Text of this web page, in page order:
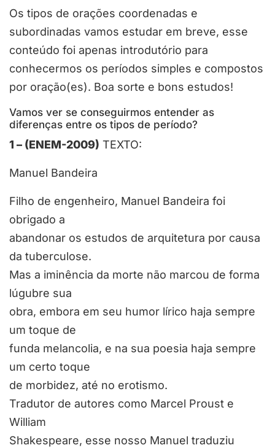
Os tipos de orações coordenadas e
subordinadas vamos estudar em breve, esse
conteúdo foi apenas introdutório para
conhecermos os períodos simples e compostos
por oração(es). Boa sorte e bons estudos!
Vamos ver se conseguirmos entender as
diferenças entre os tipos de período?
1 – (ENEM-2009) TEXTO:
Manuel Bandeira
Filho de engenheiro, Manuel Bandeira foi
obrigado a
abandonar os estudos de arquitetura por causa
da tuberculose.
Mas a iminência da morte não marcou de forma
lúgubre sua
obra, embora em seu humor lírico haja sempre
um toque de
funda melancolia, e na sua poesia haja sempre
um certo toque
de morbidez, até no erotismo.
Tradutor de autores como Marcel Proust e
William
Shakespeare, esse nosso Manuel traduziu